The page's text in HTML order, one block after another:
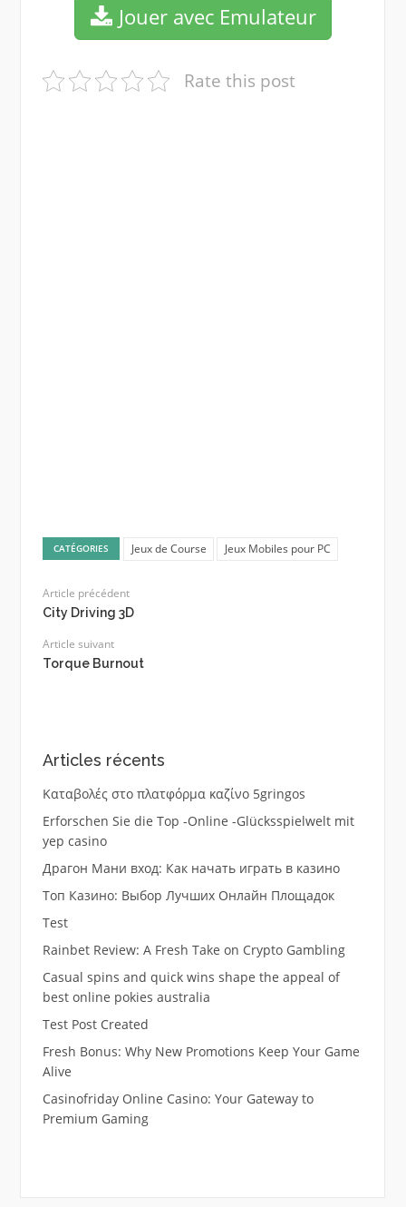
Jouer avec Emulateur
Rate this post
CATÉGORIES Jeux de Course Jeux Mobiles pour PC
Article précédent
City Driving 3D
Article suivant
Torque Burnout
Articles récents
Καταβολές στο πλατφόρμα καζίνο 5gringos
Erforschen Sie die Top -Online -Glücksspielwelt mit
yep casino
Драгон Мани вход: Как начать играть в казино
Топ Казино: Выбор Лучших Онлайн Площадок
Test
Rainbet Review: A Fresh Take on Crypto Gambling
Casual spins and quick wins shape the appeal of
best online pokies australia
Test Post Created
Fresh Bonus: Why New Promotions Keep Your Game
Alive
Casinofriday Online Casino: Your Gateway to
Premium Gaming